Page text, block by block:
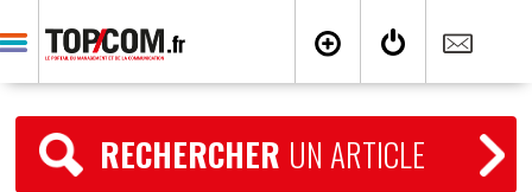
RECHERCHER UN ARTICLE